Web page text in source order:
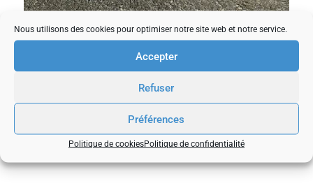
Nous utilisons des cookies pour optimiser notre site web et notre service.
Accepter
Refuser
Préférences
Politique de cookiesPolitique de confidentialité